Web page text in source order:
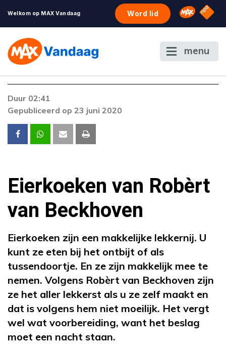
Welkom op MAX Vandaag Word lid Omroep
NPO
menu
Duur 02:41
Gepubliceerd op 23 juni 2020
Eierkoeken van Robèrt
van Beckhoven
Eierkoeken zijn een makkelijke lekkernij. U
kunt ze eten bij het ontbijt of als
tussendoortje. En ze zijn makkelijk mee te
nemen. Volgens Robèrt van Beckhoven zijn
ze het aller lekkerst als u ze zelf maakt en
dat is volgens hem niet moeilijk. Het vergt
wel wat voorbereiding, want het beslag
moet een nacht staan.